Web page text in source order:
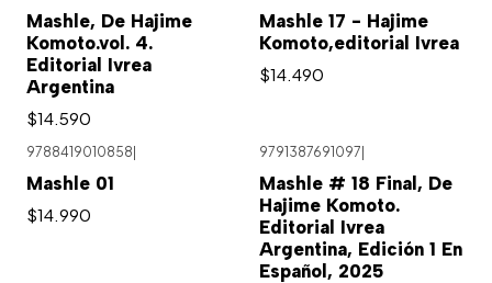
Mashle, De Hajime
Komoto.vol. 4.
Editorial Ivrea
Argentina
$14.590
Mashle 17 - Hajime
Komoto,editorial Ivrea
$14.490
9788419010858
Mashle 01
$14.990
9791387691097
Mashle # 18 Final, De
Hajime Komoto.
Editorial Ivrea
Argentina, Edición 1 En
Español, 2025